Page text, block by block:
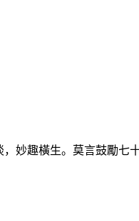
妙趣橫生。莫言鼓勵